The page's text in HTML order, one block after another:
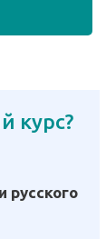
курс?
русского